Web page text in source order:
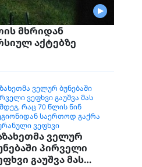
მხრიდან
აქტებზე
ᲕᲔᲚᲣᲠ ᲑᲣᲜᲔᲑᲐᲨᲘ
ᲕᲔᲤᲮᲕᲘ ᲒᲐᲣᲨᲕᲐ ᲛᲐᲡ
ᲠᲐᲪ 70 ᲬᲚᲘᲡ ᲬᲘᲜ
ᲡᲐᲔᲠᲗᲝᲓ ᲒᲐᲥᲠᲐ
ᲕᲔᲤᲮᲕᲘ
ველურ
პირველი
გაუშვა მას